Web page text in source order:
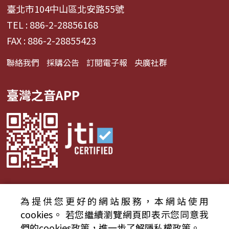
臺北市104中山區北安路55號
TEL : 886-2-28856168
FAX : 886-2-28855423
聯絡我們 採購公告 訂閱電子報 央廣社群
臺灣之音APP
© 2024財團法人中央廣播電臺 版權所有
為提供您更好的網站服務，本網站使用
cookies。 若您繼續瀏覽網頁即表示您同意我